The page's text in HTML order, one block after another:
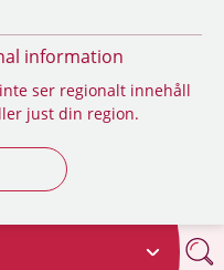
information
ser regionalt innehåll
just din region.